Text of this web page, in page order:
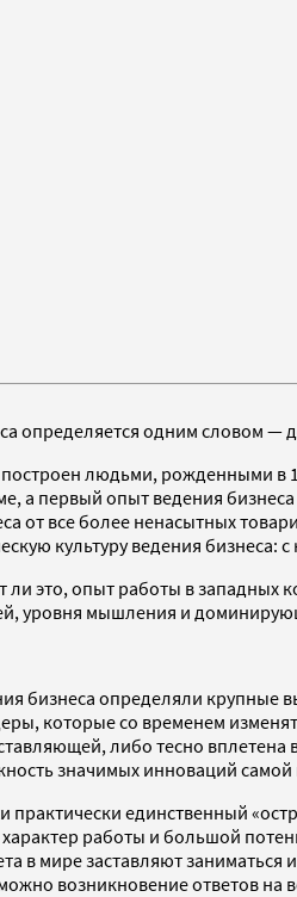
определяется одним словом —
людьми, рожденными в
а первый опыт ведения
от все более ненасытных
культуру ведения
это, опыт работы в западных
уровня мышления и
бизнеса определяли крупные
которые со временем
либо тесно
значимых инноваций
практически единственный
работы и большой
в мире заставляют
возникновение ответов на